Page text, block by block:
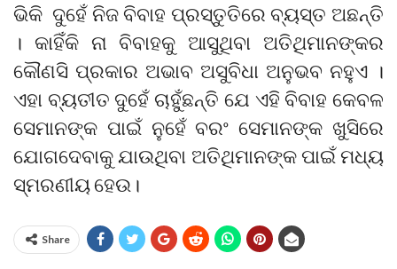
ଭିକି ଦୁହେଁ ନିଜ ବିବାହ ପ୍ରସ୍ତୁତିରେ ବ୍ୟସ୍ତ ଅଛନ୍ତି
। କାହିଁକି ନା ବିବାହକୁ ଆସୁଥିବା ଅତିଥିମାନଙ୍କର
କୌଣସି ପ୍ରକାର ଅଭାବ ଅସୁବିଧା ଅନୁଭବ ନହୁଏ ।
ଏହା ବ୍ୟତୀତ ଦୁହେଁ ଚାହୁଁଛନ୍ତି ଯେ ଏହି ବିବାହ କେବଳ
ସେମାନଙ୍କ ପାଇଁ ନୁହେଁ ବରଂ ସେମାନଙ୍କ ଖୁସିରେ
ଯୋଗଦେବାକୁ ଯାଉଥିବା ଅତିଥିମାନଙ୍କ ପାଇଁ ମଧ୍ୟ
ସ୍ମରଣୀୟ ହେଉ।
Share